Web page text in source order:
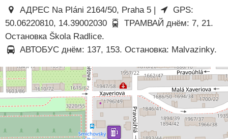
АДРЕС Na Pláni 2164/50, Praha 5 |
GPS:
50.06220810, 14.39002030
ТРАМВАЙ днём: 7, 21.
Остановка Škola Radlice.
АВТОБУС днём: 137, 153. Остановка: Malvazinky.